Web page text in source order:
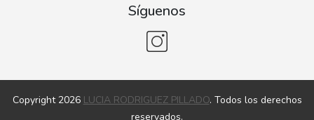
Síguenos
Copyright 2026 LUCIA RODRIGUEZ PILLADO. Todos los derechos
reservados.